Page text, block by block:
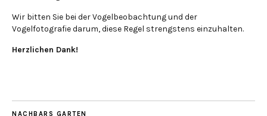
Wir bitten Sie bei der Vogelbeobachtung und der
Vogelfotografie darum, diese Regel strengstens einzuhalten.
Herzlichen Dank!
NACHBARS GARTEN